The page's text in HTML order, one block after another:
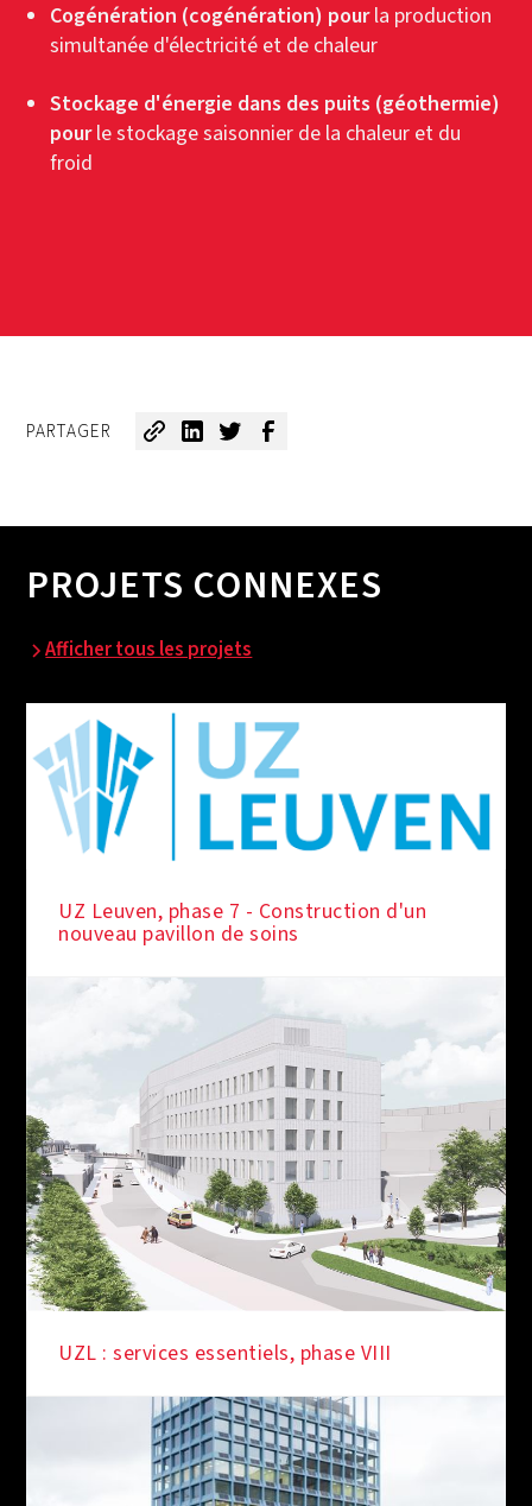
Cogénération (cogénération) pourla production
simultanée d'électricité et de chaleur
Stockage d'énergie dans des puits (géothermie)
pourle stockage saisonnier de la chaleur et du
froid
PARTAGER
PROJETS CONNEXES
Afficher tous les projets
UZ Leuven, phase 7 - Construction d'un
nouveau pavillon de soins
UZL : services essentiels, phase VIII